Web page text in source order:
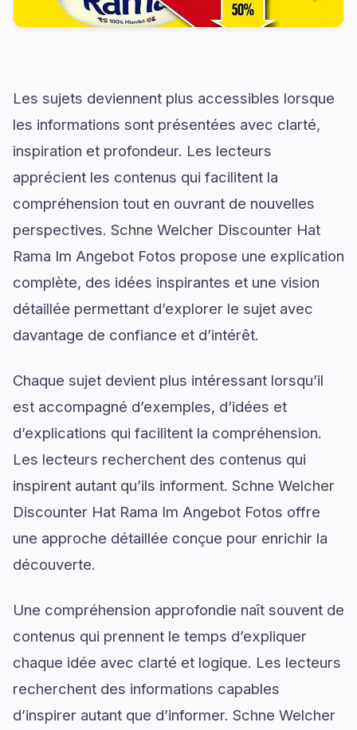
Les sujets deviennent plus accessibles lorsque
les informations sont présentées avec clarté,
inspiration et profondeur. Les lecteurs
apprécient les contenus qui facilitent la
compréhension tout en ouvrant de nouvelles
perspectives. Schne Welcher Discounter Hat
Rama Im Angebot Fotos propose une explication
complète, des idées inspirantes et une vision
détaillée permettant d’explorer le sujet avec
davantage de confiance et d’intérêt.
Chaque sujet devient plus intéressant lorsqu’il
est accompagné d’exemples, d’idées et
d’explications qui facilitent la compréhension.
Les lecteurs recherchent des contenus qui
inspirent autant qu’ils informent. Schne Welcher
Discounter Hat Rama Im Angebot Fotos offre
une approche détaillée conçue pour enrichir la
découverte.
Une compréhension approfondie naît souvent de
contenus qui prennent le temps d’expliquer
chaque idée avec clarté et logique. Les lecteurs
recherchent des informations capables
d’inspirer autant que d’informer. Schne Welcher